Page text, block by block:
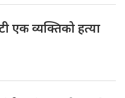
एक व्यक्तिको हत्या